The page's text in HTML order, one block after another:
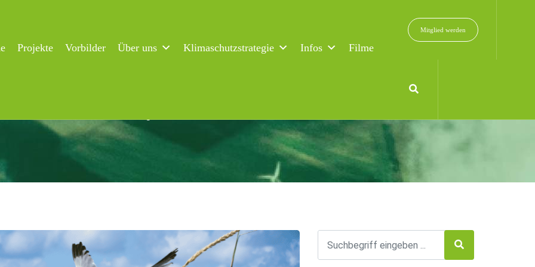
Projekte Vorbilder Über uns Klimaschutzstrategie Infos
Filme
Mitglied werden